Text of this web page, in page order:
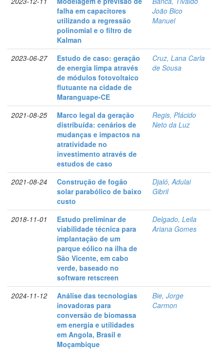
falha em capacitores
utilizando a regressão
polinomial e o filtro de
Kalman
João Bico
Manuel
2023-06-27
Estudo de caso: geração
de energia limpa através
de módulos fotovoltaico
flutuante na cidade de
Maranguape-CE
Cruz, Lana Carla
de Sousa
2021-08-25
Marco legal da geração
distribuída: cenários de
mudanças e impactos na
atratividade no
investimento através de
estudos de caso
Regis, Plácido
Neto da Luz
2021-08-24
Construção de fogão
solar parabólico de baixo
custo
Djaló, Adulai
Gibril
2018-11-01
Estudo preliminar de
viabilidade técnica para
implantação de um
parque eólico na ilha de
São Vicente, em cabo
verde, baseado no
software retscreen
Delgado, Leila
Ariana Gomes
2024-11-12
Análise das tecnologias
inovadoras para
conversão de biomassa
em energia e utilidades
em Angola, Brasil e
Moçambique
Bie, Jorge
Carmon